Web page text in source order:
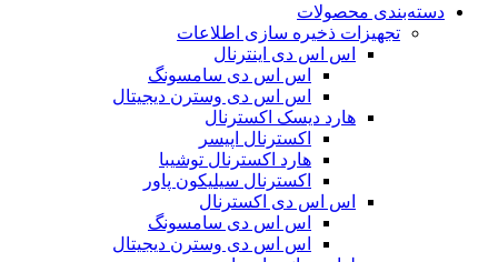
دسته‌بندی محصولات
تجهیزات ذخیره سازی اطلاعات
اس اس دی اینترنال
اس اس دی سامسونگ
اس اس دی وسترن دیجیتال
هارد دیسک اکسترنال
اکسترنال اپیسر
هارد اکسترنال توشیبا
اکسترنال سیلیکون پاور
اس اس دی اکسترنال
اس اس دی سامسونگ
اس اس دی وسترن دیجیتال